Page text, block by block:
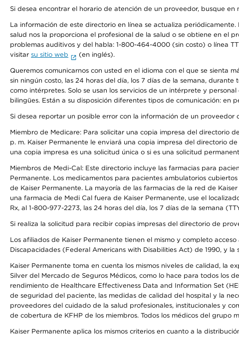
Si desea encontrar el horario de atención de un proveedor, busque
La información de este directorio en línea se actualiza
salud nos la proporciona el profesional de la salud o se obtiene en el
problemas auditivos y del habla: 1-800-464-4000 (sin costo) o línea
visitar su sitio web (en inglés).
Queremos comunicarnos con usted en el idioma con el que se sienta
sin ningún costo, las 24 horas del día, los 7 días de la semana,
como intérpretes. Solo se usan los servicios de un intérprete y
bilingües. Están a su disposición diferentes tipos de comunicación: en
Si desea reportar un posible error con la información de un proveedor
Miembro de Medicare: Para solicitar una copia impresa del directorio
p. m. Kaiser Permanente le enviará una copia impresa del directorio
una copia impresa es una solicitud única o si es una solicitud
Miembros de Medi-Cal: Este directorio incluye las farmacias para
Permanente. Los medicamentos para pacientes ambulatorios
de Kaiser Permanente. La mayoría de las farmacias de la red de
una farmacia de Medi Cal fuera de Kaiser Permanente, use el
Rx, al 1-800-977-2273, las 24 horas del día, los 7 días de la semana
Si realiza la solicitud para recibir copias impresas del directorio de
Los afiliados de Kaiser Permanente tienen el mismo y completo
Discapacidades (Federal Americans with Disabilities Act) de 1990, y
Kaiser Permanente toma en cuenta los mismos niveles de calidad, la
Silver del Mercado de Seguros Médicos, como lo hace para todos los
rendimiento de Healthcare Effectiveness Data and Information Set
de seguridad del paciente, las medidas de calidad del hospital y la
proveedores del cuidado de la salud profesionales, institucionales y
de cobertura de KFHP de los miembros. Todos los médicos del grupo
Kaiser Permanente aplica los mismos criterios en cuanto a la